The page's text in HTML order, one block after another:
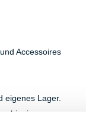
Accessoires
eigenes Lager.